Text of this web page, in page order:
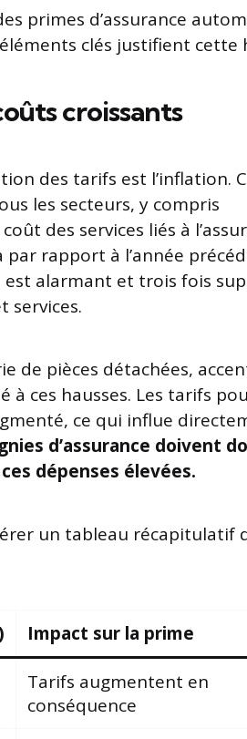
primes d’assurance
clés justifient cette
croissants
des tarifs est l’inflation.
les secteurs, y compris
des services liés à
rapport à l’année
est alarmant et trois fois
services.
de pièces détachées,
à ces hausses. Les tarifs
ce qui influe
d’assurance doivent
dépenses élevées.
un tableau récapitulatif
Impact sur la prime
Tarifs augmentent en
conséquence